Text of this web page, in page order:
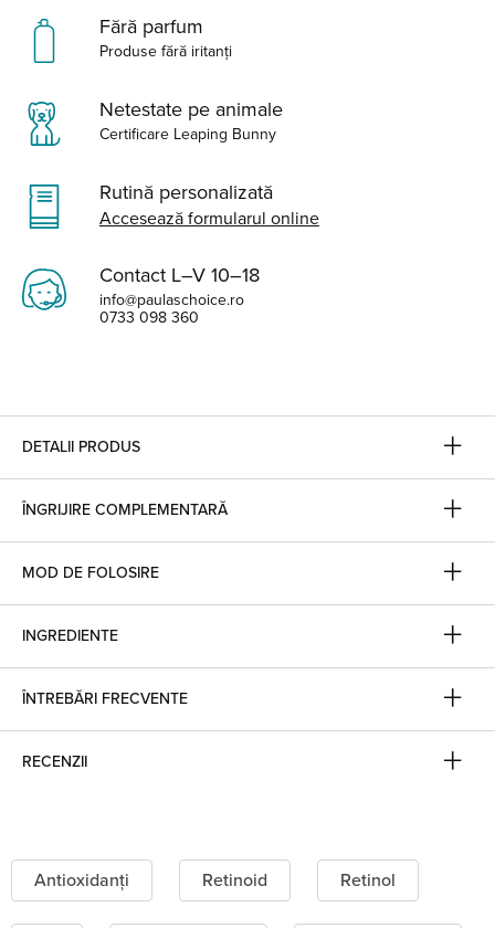
Fără parfum
Produse fără iritanți
Netestate pe animale
Certificare Leaping Bunny
Rutină personalizată
Accesează formularul online
Contact L–V 10–18
info@paulaschoice.ro
0733 098 360
DETALII PRODUS
ÎNGRIJIRE COMPLEMENTARĂ
MOD DE FOLOSIRE
INGREDIENTE
ÎNTREBĂRI FRECVENTE
RECENZII
Antioxidanți Retinoid Retinol